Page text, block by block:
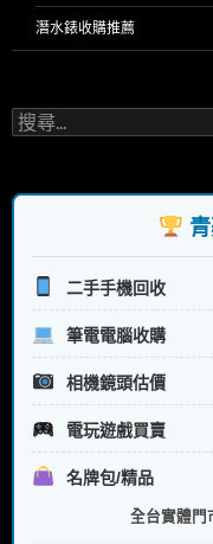
潛水錶收購推薦
搜
尋
字:
二手手機回收
筆電電腦收購
相機鏡頭估價
電玩遊戲買賣
名牌包/精品
全台實體門